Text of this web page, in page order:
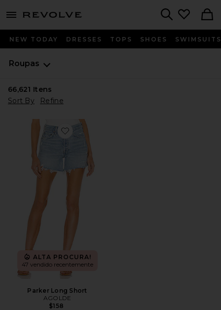
menu - shows more content
NEW TODAY DRESSES TOPS SHOES SWIMSUITS
Roupas
66,621 Itens
Sort By
Refine
Favorite Parker Long Short
ALTA PROCURA!
47 vendido recentemente
Parker Long Short
AGOLDE
$158